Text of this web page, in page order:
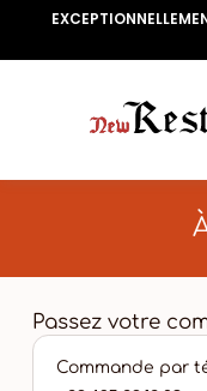
Passez votre
Commande par